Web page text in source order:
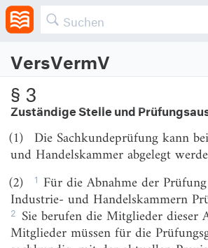
VersVermV
Verordnung über die Versicherungsvermittlung und -
Zuletzt geändert am 17.2.2025 (BGBl. I S. Nr. 43)
Abschnitt 1
Erlaubnisverfahren,
§ 1
Zusätzliche Angaben bei der
Versicherungsberater keiner
§ 3
Zuständige Stelle und
(1) Die Sachkundeprüfung kann
und Handelskammer abgelegt
(2)
1 Für die Abnahme der
Industrie- und Handelskammern
2 Sie berufen die Mitglieder dieser
Mitglieder müssen für die